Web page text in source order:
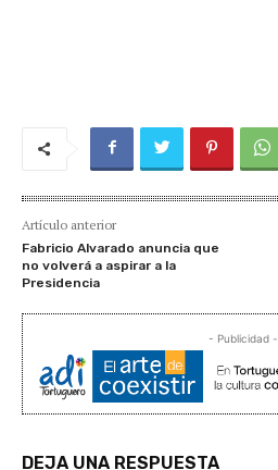
Artículo anterior
Fabricio Alvarado anuncia que
no volverá a aspirar a la
Presidencia
- Publicidad -
DEJA UNA RESPUESTA